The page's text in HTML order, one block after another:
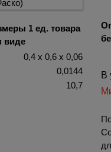
1 ед. товара
виде
0,4 х 0,6 х 0,06
0,0144
10,7
В